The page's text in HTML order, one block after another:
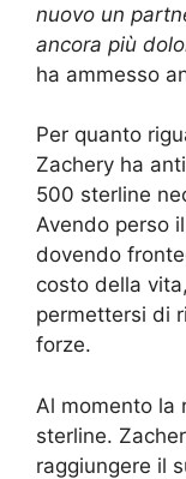
nuovo un
ancora più
ha ammesso
Per quanto
Zachery ha
500 sterline
Avendo perso
dovendo
costo della
permettersi di
forze.
Al momento la
sterline.
raggiungere il